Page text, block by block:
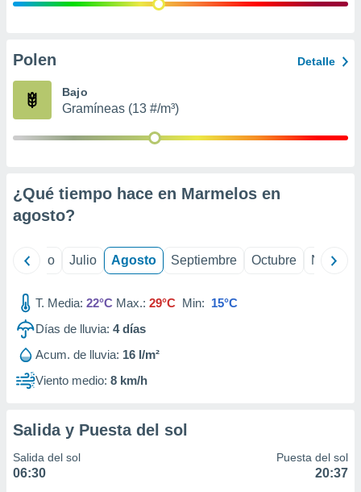
e
publicidad
Polen Detalle
Bajo
Gramíneas (13 #/m³)
¿Qué tiempo hace en Marmelos en
agosto?
Junio Julio Agosto Septiembre Octubre
T. Media: 22°C Max.: 29°C Min: 15°C
Días de lluvia: 4días
Acum. de lluvia: 16 l/m²
Viento medio: 8 km/h
Salida y Puesta del sol
Salida del sol
06:30
Puesta del sol
20:37